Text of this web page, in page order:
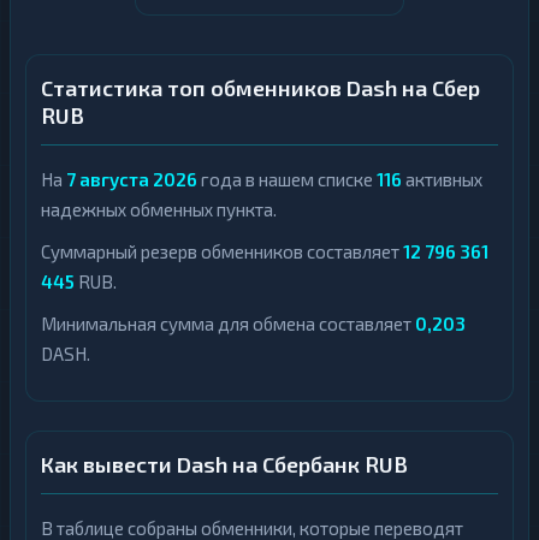
Статистика топ обменников Dash на Сбер
RUB
На 7 августа 2026 года в нашем списке 116 активных
надежных обменных пункта.
Суммарный резерв обменников составляет12 796 361
445 RUB.
Минимальная сумма для обмена составляет 0,203
DASH.
Как вывести Dash на Сбербанк RUB
В таблице собраны обменники, которые переводят